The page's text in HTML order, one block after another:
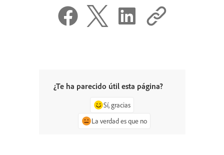
¿Te ha parecido útil esta página?
Sí, gracias
La verdad es que no